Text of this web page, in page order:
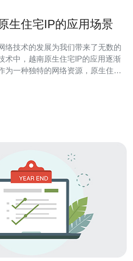
生住宅IP的应用场景
络技术的发展为我们带来了无数的
术中，越南原生住宅IP的应用逐渐
为一种独特的网络资源，原生住宅
务器）、主机以及域名管理等领